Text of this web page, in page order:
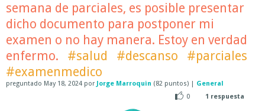
semana de parciales, es posible presentar
dicho documento para postponer mi
examen o no hay manera. Estoy en verdad
enfermo.
#salud #descanso
#parciales
#examenmedico
preguntado May 18, 2024 por Jorge Marroquin (82 puntos) | General
0
1 respuesta